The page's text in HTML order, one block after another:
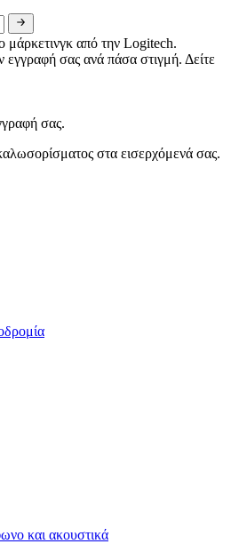
μάρκετινγκ από την Logitech.
εγγραφή σας ανά πάσα στιγμή. Δείτε
σας.
στα εισερχόμενά σας.
και ακουστικά